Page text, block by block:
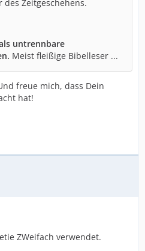
des Zeitgeschehens.
untrennbare
Meist fleißige Bibelleser ...
freue mich, dass Dein
hat!
ZWeifach verwendet.